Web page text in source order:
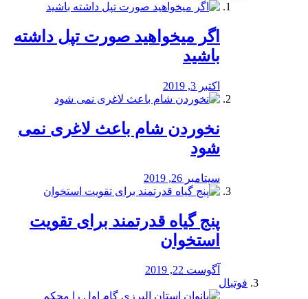
اگر میخواهید صورت تپل داشته
باشید
اکتبر 3, 2019
نخوردن شام باعث لاغری نمی
‌شود
سپتامبر 26, 2019
پنج گیاه قدرتمند برای تقویت
استخوان
آگوست 22, 2019
فوتبال